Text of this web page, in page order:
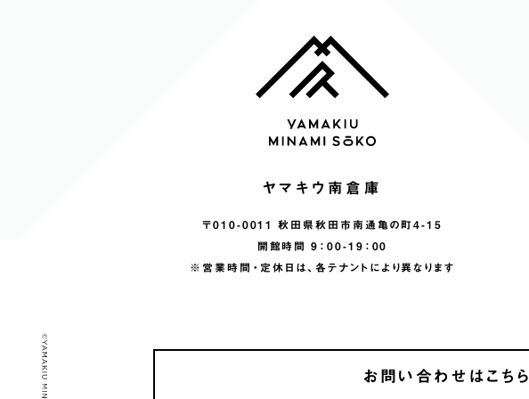
ヤマキウ南倉庫
〒010-0011 秋田県秋田市南通亀の町4-15
開館時間 9：00-19：00
※営業時間・定休日は、各テナントにより異なります
お問い合わせはこちら